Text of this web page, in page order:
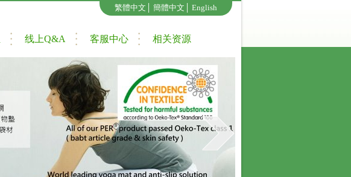
繁體中文 簡體中文 English
线上Q&A 客服中心 相关资源